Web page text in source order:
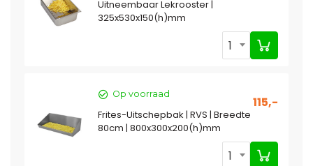
Uitneembaar Lekrooster |
325x530x150(h)mm
1
Op voorraad
115,-
Frites-Uitschepbak | RVS | Breedte
80cm | 800x300x200(h)mm
1